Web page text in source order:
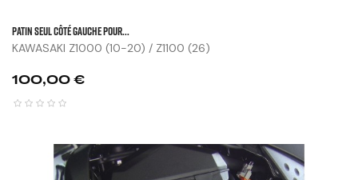
Patin Seul Côté Gauche Pour...
KAWASAKI Z1000 (10-20) / Z1100 (26)
Prix
100,00 €